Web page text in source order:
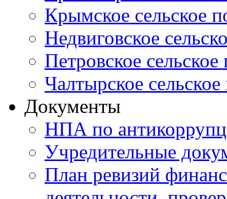
Крымское сельское
Недвиговское
Петровское сельское
Чалтырское
Документы
НПА по
Учредительные
План ревизий